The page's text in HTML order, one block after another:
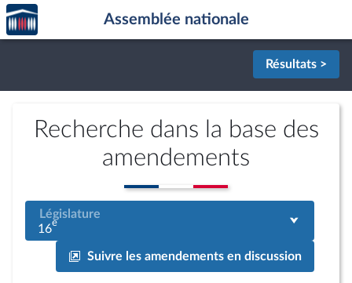
Aller au contenu
Aller en bas de la page
Accèder
à la
page
Assemblée nationale
Résultats >
Recherche dans la base des
amendements
Législature
16e
Suivre les amendements en discussion